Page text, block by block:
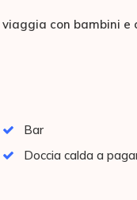
con bambini
Bar
Doccia calda a